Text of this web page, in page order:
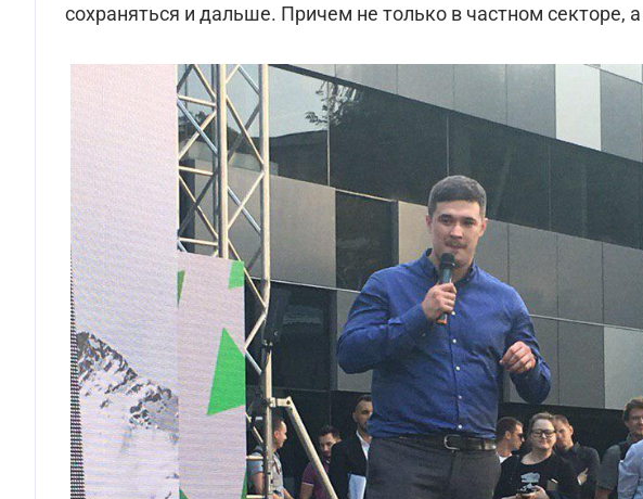
сохраняться и дальше. Причем не только в частном секторе,